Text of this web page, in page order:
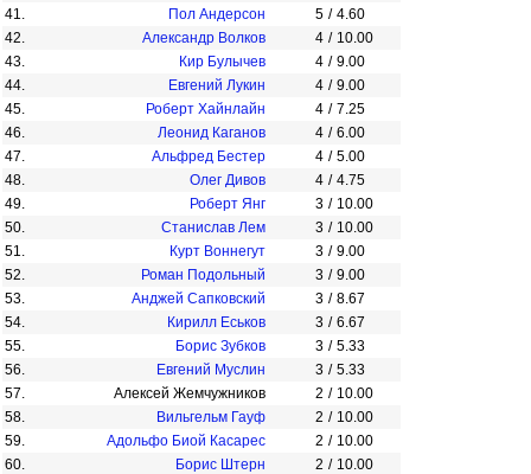
41.
Пол Андерсон 5 / 4.60
42.
Александр Волков 4 / 10.00
43.
Кир Булычев 4 / 9.00
44.
Евгений Лукин 4 / 9.00
45.
Роберт Хайнлайн 4 / 7.25
46.
Леонид Каганов 4 / 6.00
47.
Альфред Бестер 4 / 5.00
48.
Олег Дивов 4 / 4.75
49.
Роберт Янг 3 / 10.00
50.
Станислав Лем 3 / 10.00
51.
Курт Воннегут 3 / 9.00
52.
Роман Подольный 3 / 9.00
53.
Анджей Сапковский 3 / 8.67
54.
Кирилл Еськов 3 / 6.67
55.
Борис Зубков 3 / 5.33
56.
Евгений Муслин 3 / 5.33
57.
Алексей Жемчужников 2 / 10.00
58.
Вильгельм Гауф 2 / 10.00
59.
Адольфо Биой Касарес 2 / 10.00
60.
Борис Штерн 2 / 10.00